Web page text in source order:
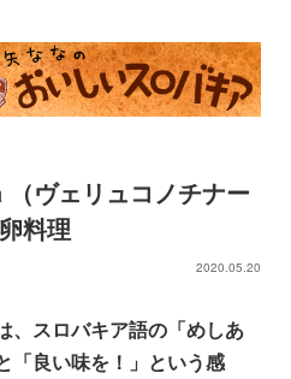
ヴェリュコノチナー
料理
2020.05.20
、スロバキア語の「めしあ
「良い味を！」という感